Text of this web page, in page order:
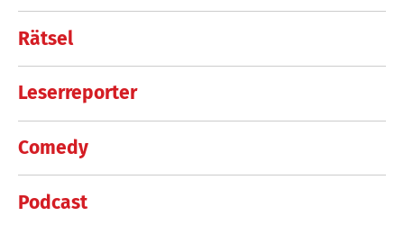
Rätsel
Leserreporter
Comedy
Podcast